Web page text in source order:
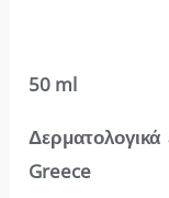
50 ml
Greece